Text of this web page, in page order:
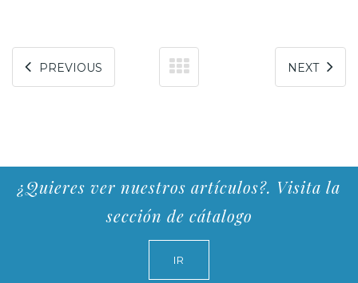
PREVIOUS NEXT
¿Quieres ver nuestros artículos?. Visita la
sección de cátalogo
IR